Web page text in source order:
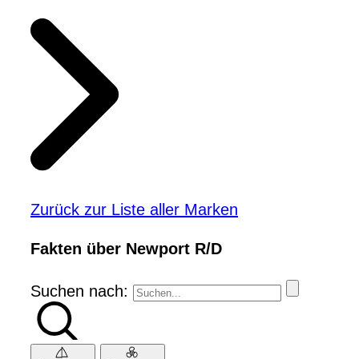
Zurück zur Liste aller Marken
Fakten über Newport R/D
Suchen nach: